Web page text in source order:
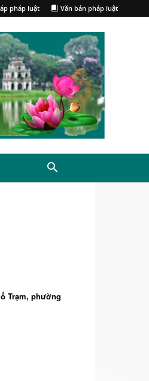
pháp luật Văn bản pháp luật
Trạm, phường